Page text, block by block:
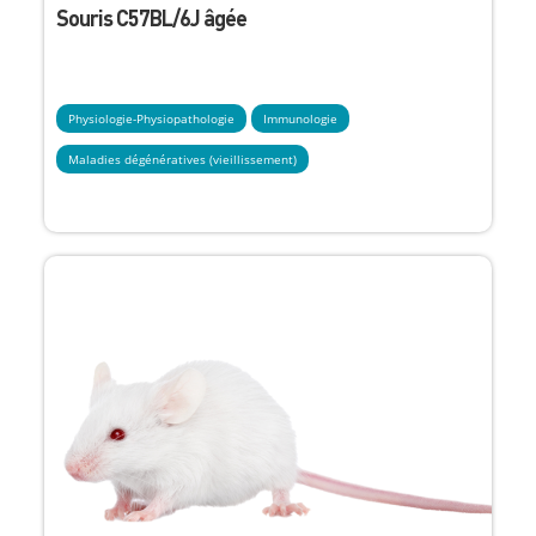
Souris C57BL/6J âgée
Physiologie-Physiopathologie Immunologie
Maladies dégénératives (vieillissement)